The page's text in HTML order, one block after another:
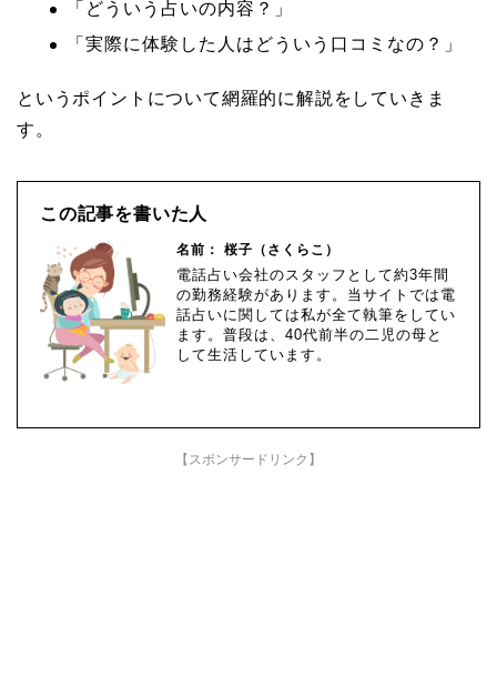
「どういう占いの内容？」
「実際に体験した人はどういう口コミなの？」
というポイントについて網羅的に解説をしていきま
す。
この記事を書いた人
名前： 桜子（さくらこ）
電話占い会社のスタッフとして約3年間
の勤務経験があります。当サイトでは電
話占いに関しては私が全て執筆をしてい
ます。普段は、40代前半の二児の母と
して生活しています。
【スポンサードリンク】